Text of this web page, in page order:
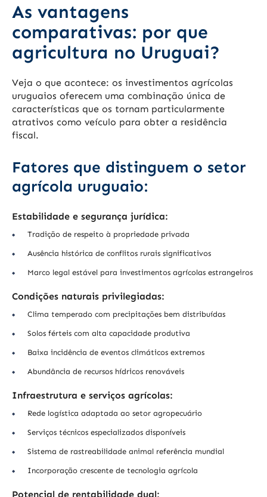
As vantagens
comparativas: por que
agricultura no Uruguai?
Veja o que acontece: os investimentos agrícolas
uruguaios oferecem uma combinação única de
características que os tornam particularmente
atrativos como veículo para obter a residência
fiscal.
Fatores que distinguem o setor
agrícola uruguaio:
Estabilidade e segurança jurídica:
Tradição de respeito à propriedade privada
Ausência histórica de conflitos rurais significativos
Marco legal estável para investimentos agrícolas estrangeiros
Condições naturais privilegiadas:
Clima temperado com precipitações bem distribuídas
Solos férteis com alta capacidade produtiva
Baixa incidência de eventos climáticos extremos
Abundância de recursos hídricos renováveis
Infraestrutura e serviços agrícolas:
Rede logística adaptada ao setor agropecuário
Serviços técnicos especializados disponíveis
Sistema de rastreabilidade animal referência mundial
Incorporação crescente de tecnologia agrícola
Potencial de rentabilidade dual: